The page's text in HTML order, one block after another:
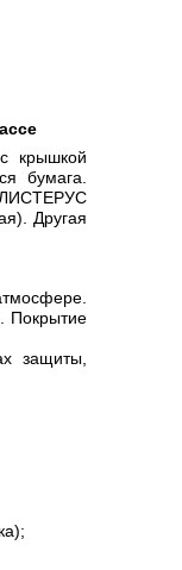
крышкой
бумага.
Другая
Покрытие
защиты,